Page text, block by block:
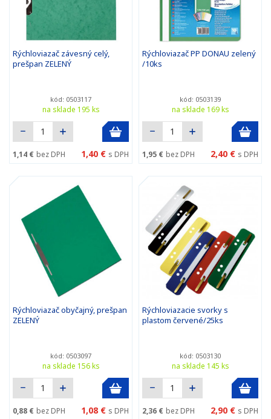
Rýchloviazač závesný celý,
prešpan ZELENÝ
kód: 0503117
na sklade 195 ks
1,14 € bez DPH 1,40 € s DPH
Rýchloviazač PP DONAU zelený
/10ks
kód: 0503139
na sklade 169 ks
1,95 € bez DPH 2,40 € s DPH
Rýchloviazač obyčajný, prešpan
ZELENÝ
kód: 0503097
na sklade 156 ks
0,88 € bez DPH 1,08 € s DPH
Rýchloviazacie svorky s
plastom červené/25ks
kód: 0503130
na sklade 145 ks
2,36 € bez DPH 2,90 € s DPH